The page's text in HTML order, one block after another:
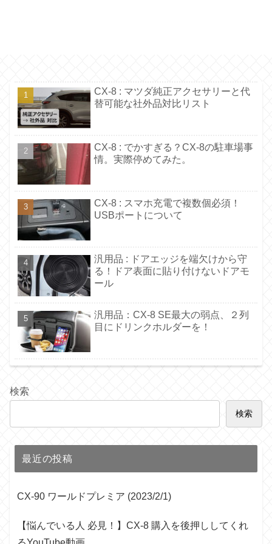
CX-8 : マツダ純正アクセサリーと代
替可能な社外品対比リスト
CX-8 : でかすぎる？CX-8の駐車場事
情。実際停めてみた。
CX-8 : スマホ充電で複数個必須！
USBポートについて
汎用品 : ドアエッジを端欠けから守
る！ドア表面に貼り付けないドアモ
ール
汎用品：CX-8 SE最大の弱点、２列
目にドリンクホルダーを！
検索
検索
最近の投稿
CX-90 ワールドプレミア (2023/2/1)
【悩んでいる人 必見！】CX-8 購入を後押ししてくれ